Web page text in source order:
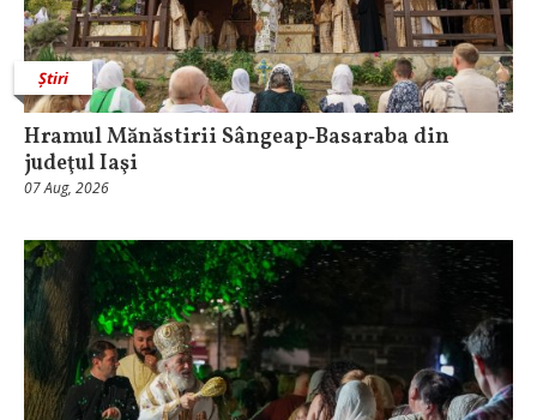
Știri
Hramul Mănăstirii Sângeap‑Basaraba din
judeţul Iaşi
07 Aug, 2026